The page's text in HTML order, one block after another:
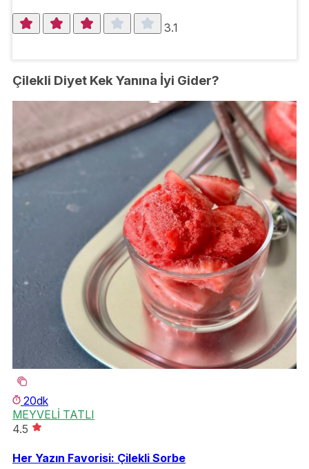
3.1
Çilekli Diyet Kek Yanına İyi Gider?
20dk
MEYVELİ TATLI
4.5
Her Yazın Favorisi: Çilekli Sorbe